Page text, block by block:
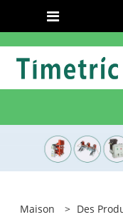
Maison > Des